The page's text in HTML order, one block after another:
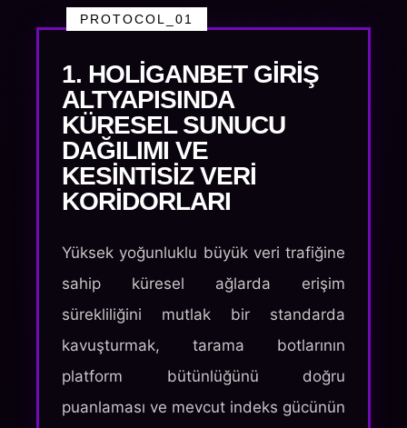
PROTOCOL_01
1. HOLIGANBET GIRIŞ
ALTYAPISINDA
KÜRESEL SUNUCU
DAĞILIMI VE
KESINTISIZ VERI
KORIDORLARI
Yüksek yoğunluklu büyük veri trafiğine
sahip küresel ağlarda erişim
sürekliliğini mutlak bir standarda
kavuşturmak, tarama botlarının
platform bütünlüğünü doğru
puanlaması ve mevcut indeks gücünün